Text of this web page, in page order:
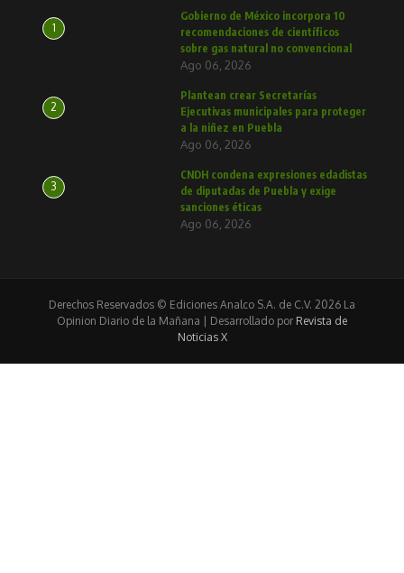
1
Gobierno de México incorpora 10
recomendaciones de científicos
sobre gas natural no convencional
Ago 06, 2026
2
Plantean crear Secretarías
Ejecutivas municipales para proteger
a la niñez en Puebla
Ago 06, 2026
3
CNDH condena expresiones edadistas
de diputadas de Puebla y exige
sanciones éticas
Ago 06, 2026
Derechos Reservados © Ediciones Analco S.A. de C.V. 2026 La
Opinion Diario de la Mañana | Desarrollado por Revista de
Noticias X